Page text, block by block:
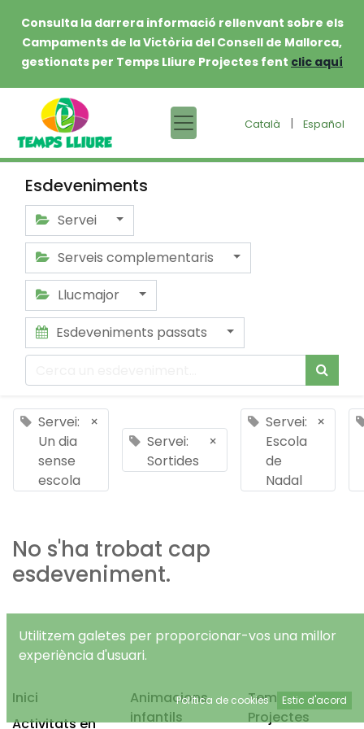
Consulta la darrera informació rellenvant sobre els
Campaments de la Victòria del Consell de Mallorca,
gestionats per Temps Lliure Projectes fent clic aquí
Català | Español
Esdeveniments
Servei
Serveis complementaris
Llucmajor
Esdeveniments passats
Servei:
Un dia
sense
escola
×
Servei:
Sortides
×
Servei:
Escola
de
Nadal
×
No s'ha trobat cap
esdeveniment.
Inici
Activitats en
Animacions
infantils
Temps Lliure
Projectes
Utilitzem galetes per proporcionar-vos una millor
experiència d'usuari.
Política de cookies Estic d'acord